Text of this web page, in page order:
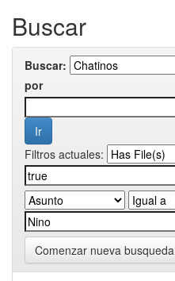
Buscar
Buscar:
por
Filtros actuales:
Comenzar nueva busqueda